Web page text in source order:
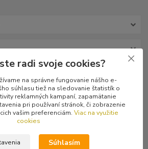
pracka na opasok s motívom diamantu.
pracku, proste ju z opasku odopnete a
8 x 6 cm.
radi svoje cookies?
na správne fungovanie nášho e-
súhlasu tiež na sledovanie štatistík o
reklamných kampaní, zapamätanie
pri používaní stránok, či zobrazenie
vašim preferenciám. Viac na využitie
cookies
Súhlasím